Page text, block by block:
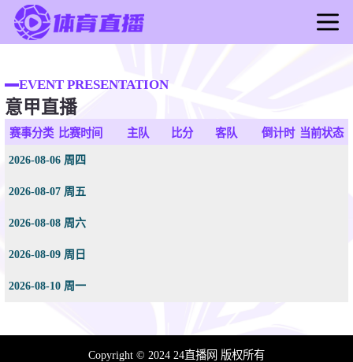
足球直播
篮球直播
足球录像
篮球新闻
EVENT PRESENTATION
意甲直播
赛事分类 比赛时间 主队 比分 客队 倒计时 当前状态
2026-08-06 周四
2026-08-07 周五
2026-08-08 周六
2026-08-09 周日
2026-08-10 周一
Copyright © 2024 24直播网 版权所有